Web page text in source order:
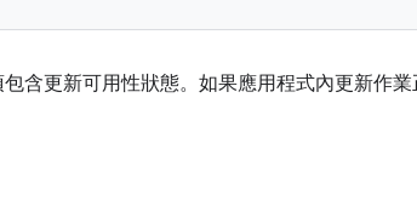
包含更新可用性狀態。如果應用程式內更新作